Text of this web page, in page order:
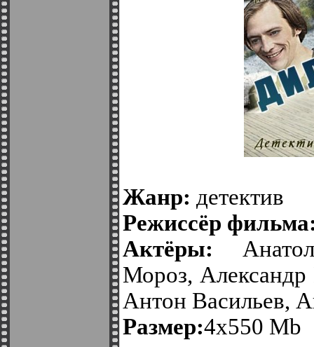
Жанр: детектив
Режиссёр
Актёры:
Мороз,
Антон Васильев,
Размер:4х550 Mb